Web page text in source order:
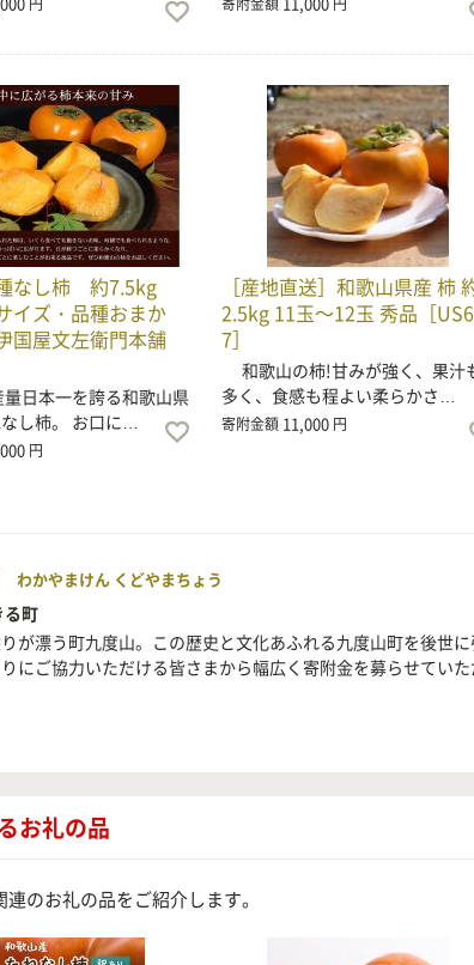
なし柿 約7.5kg
イズ・品種おまか
国屋文左衛門本舗
日本一を誇る和歌山県
し柿。 お口に…
円
［産地直送］和歌山県産 柿
2.5kg 11玉～12玉 秀品［US6
7］
和歌山の柿!甘みが強く、果汁
多く、食感も程よい柔らかさ…
寄附金額 11,000 円
わかやまけん くどやまちょう
る町
が漂う町九度山。この歴史と文化あふれる九度山町を後世
にご協力いただける皆さまから幅広く寄附金を募らせてい
お礼の品
のお礼の品をご紹介します。